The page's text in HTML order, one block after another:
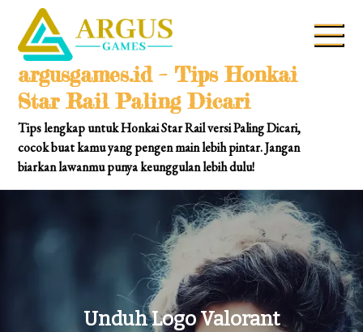
content
argusgames.id – Tips Honkai
Star Rail Paling Dicari
Tips lengkap untuk Honkai Star Rail versi Paling Dicari,
cocok buat kamu yang pengen main lebih pintar. Jangan
biarkan lawanmu punya keunggulan lebih dulu!
Unduh Logo Valorant